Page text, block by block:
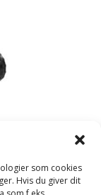
som cookies
Hvis du giver dit